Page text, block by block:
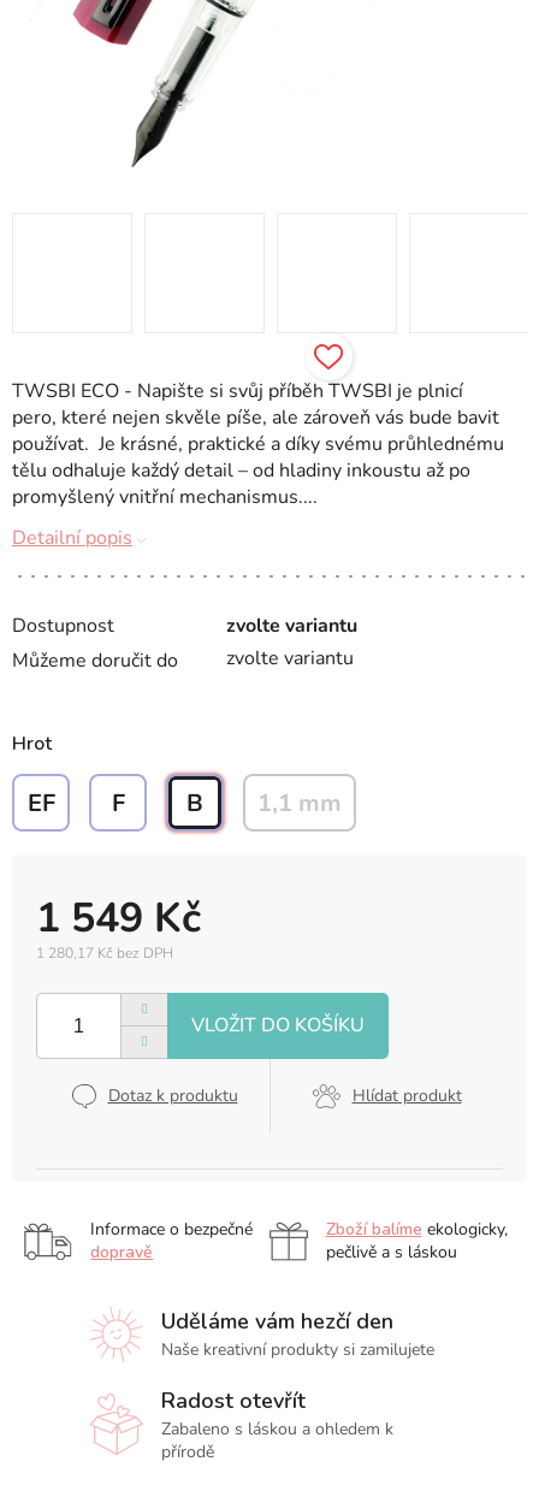
Dostupnost
zvolte variantu
Můžeme doručit do
zvolte variantu
1 549 Kč
1 280,17 Kč bez DPH
cena:
Dotaz k produktu Hlídat produkt
Hrot
EF F B 1,1 mm
TWSBI ECO - Napište si svůj příběh TWSBI je plnicí
pero, které nejen skvěle píše, ale zároveň vás bude bavit
používat. Je krásné, praktické a díky svému průhlednému
tělu odhaluje každý detail – od hladiny inkoustu až po
promyšlený vnitřní mechanismus....
Detailní popis
Informace o bezpečné
dopravě
Zboží balíme ekologicky,
pečlivě a s láskou
Uděláme vám hezčí den
Naše kreativní produkty si zamilujete
Radost otevřít
Zabaleno s láskou a ohledem k
přírodě